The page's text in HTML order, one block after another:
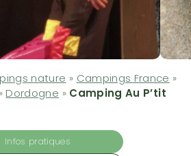
nature » Campings France »
» Dordogne » Camping Au P’tit
Infos pratiques